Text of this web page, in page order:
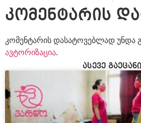
კომენტარის
კომენტარის დასატოვებლად უნდა
ავტორიზაცია.
ასევე